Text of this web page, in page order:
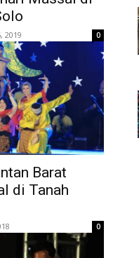
2019 0
Barat
di Tanah
0